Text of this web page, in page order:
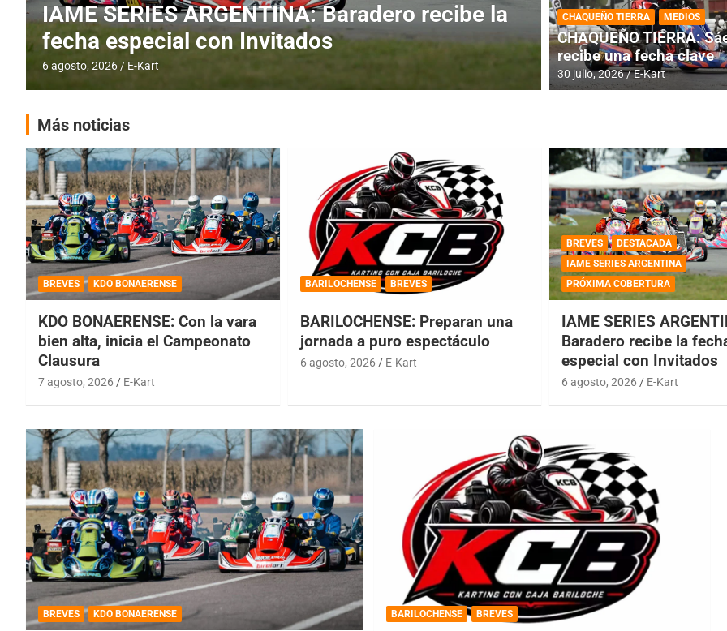
IAME SERIES ARGENTINA: Horarios para la
fecha con Invitados
4 agosto, 2026 E-Kart
RMC BUENOS
histórica en
4 agosto, 2026 E-Kart
CHAQUEÑO TIERRA MEDIOS
CHAQUEÑO TIERRA:
recibe una fecha clave
30 julio, 2026 E-Kart
Más noticias
BREVES KDO BONAERENSE
KDO BONAERENSE: Con la vara
bien alta, inicia el Campeonato
Clausura
7 agosto, 2026 E-Kart
BARILOCHENSE BREVES
BARILOCHENSE: Preparan una
jornada a puro espectáculo
6 agosto, 2026 E-Kart
BREVES
DESTACADA
IAME SERIES ARGENTINA
PRÓXIMA COBERTURA
IAME SERIES
Baradero recibe la
especial con Invitados
6 agosto, 2026 E-Kart
BREVES KDO BONAERENSE BARILOCHENSE BREVES